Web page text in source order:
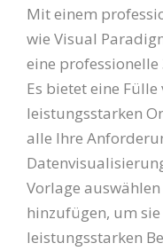
Mit einem
wie Visual
eine
Es bietet eine
leistungsstarken
alle Ihre
Vorlage
hinzufügen, um
leistungsstarken